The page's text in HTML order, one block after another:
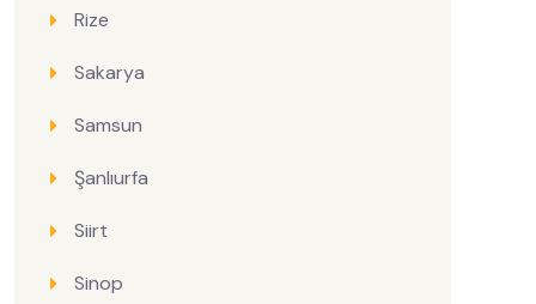
Rize
Sakarya
Samsun
Şanlıurfa
Siirt
Sinop